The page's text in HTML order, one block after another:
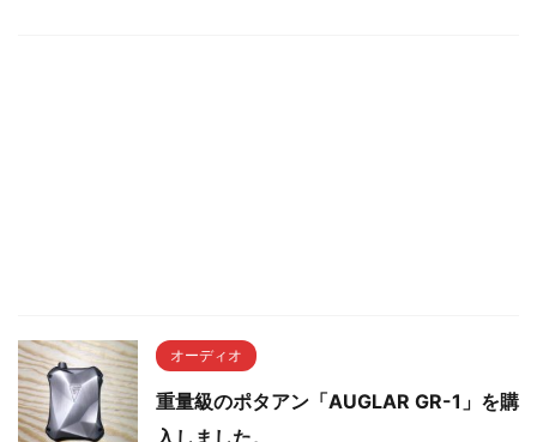
オーディオ
重量級のポタアン「AUGLAR GR-1」を購
入しました。